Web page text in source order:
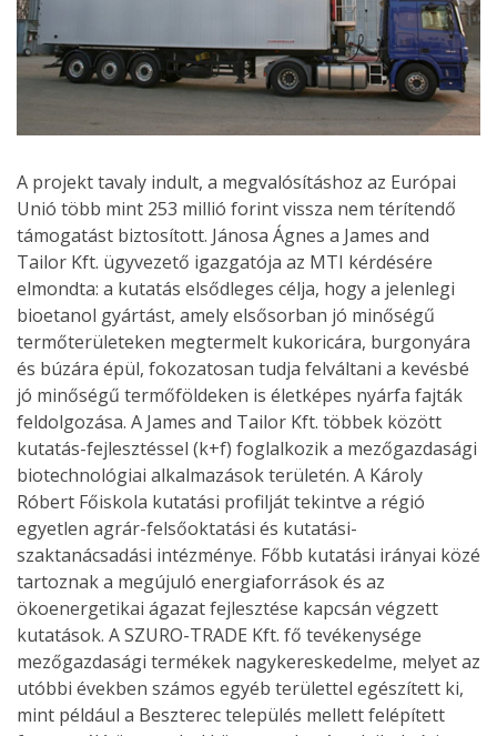
A projekt tavaly indult, a megvalósításhoz az Európai
Unió több mint 253 millió forint vissza nem térítendő
támogatást biztosított. Jánosa Ágnes a James and
Tailor Kft. ügyvezető igazgatója az MTI kérdésére
elmondta: a kutatás elsődleges célja, hogy a jelenlegi
bioetanol gyártást, amely elsősorban jó minőségű
termőterületeken megtermelt kukoricára, burgonyára
és búzára épül, fokozatosan tudja felváltani a kevésbé
jó minőségű termőföldeken is életképes nyárfa fajták
feldolgozása. A James and Tailor Kft. többek között
kutatás-fejlesztéssel (k+f) foglalkozik a mezőgazdasági
biotechnológiai alkalmazások területén. A Károly
Róbert Főiskola kutatási profilját tekintve a régió
egyetlen agrár-felsőoktatási és kutatási-
szaktanácsadási intézménye. Főbb kutatási irányai közé
tartoznak a megújuló energiaforrások és az
ökoenergetikai ágazat fejlesztése kapcsán végzett
kutatások. A SZURO-TRADE Kft. fő tevékenysége
mezőgazdasági termékek nagykereskedelme, melyet az
utóbbi években számos egyéb területtel egészített ki,
mint például a Beszterec település mellett felépített